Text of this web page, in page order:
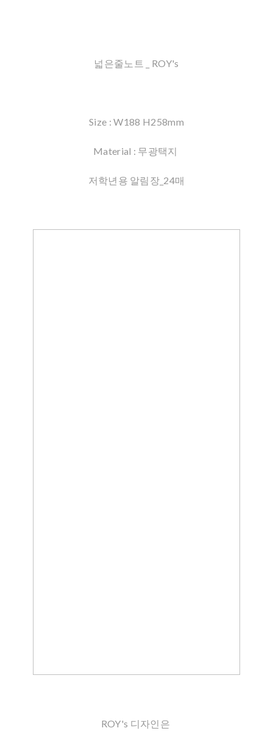
넓은줄노트 _ ROY's
Size : W188 H258mm
Material : 무광택지
저학년용 알림장_24매
ROY's 디자인은